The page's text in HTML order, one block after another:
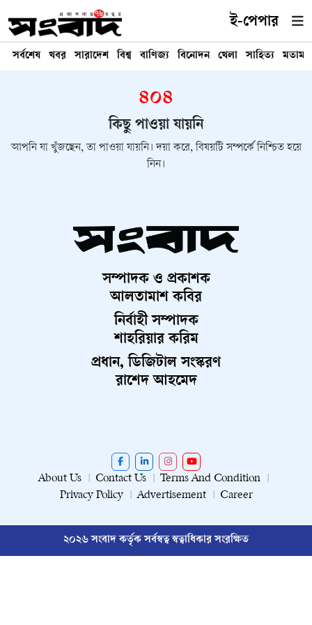
ই-পেপার
সর্বশেষ খবর সারাদেশ বিশ্ব বাণিজ্য বিনোদন খেলা সাহিত্য মতামত
৪০৪
কিছু পাওয়া যায়নি
আপনি যা খুঁজছেন, তা পাওয়া যায়নি। দয়া করে, বিষয়টি সম্পর্কে নিশ্চিত হয়ে
নিন।
সম্পাদক ও প্রকাশক
আলতামাশ কবির
নির্বাহী সম্পাদক
শাহরিয়ার করিম
প্রধান, ডিজিটাল সংস্করণ
রাশেদ আহমেদ
About Us Contact Us
Terms And Condition
Privacy Policy
Advertisement Career
২০২৬ সংবাদ কর্তৃক সর্বস্বত্ব স্বত্বাধিকার সংরক্ষিত